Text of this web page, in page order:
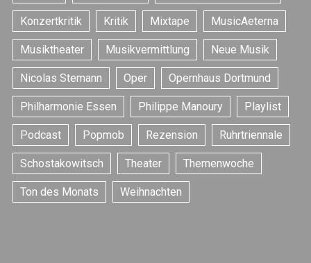
Konzertkritik Kritik Mixtape MusicAeterna
Musiktheater Musikvermittlung Neue Musik
Nicolas Stemann Oper Opernhaus Dortmund
Philharmonie Essen Philippe Manoury Playlist
Podcast Popmob Rezension Ruhrtriennale
Schostakowitsch Theater Themenwoche
Ton des Monats Weihnachten
S
e
a
r
c
h
f
o
r
: